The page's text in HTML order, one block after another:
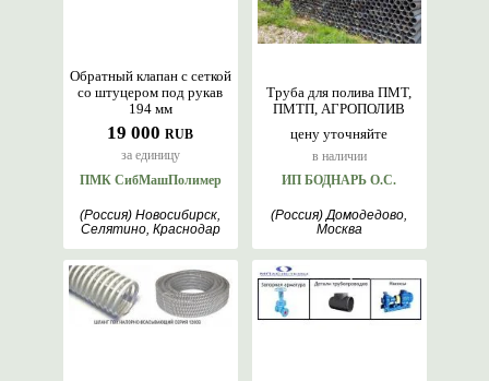
19 000 RUB
за единицу
Обратный клапан с сеткой
со штуцером под рукав
194 мм
ПМК СибМашПолимер
(Россия) Новосибирск,
Селятино, Краснодар
цену уточняйте
в наличии
Труба для полива ПМТ,
ПМТП, АГРОПОЛИВ
ИП БОДНАРЬ О.С.
(Россия) Домодедово,
Москва